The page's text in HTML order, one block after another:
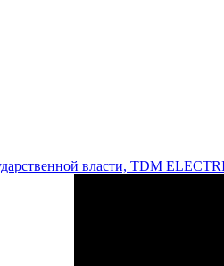
власти, TDM